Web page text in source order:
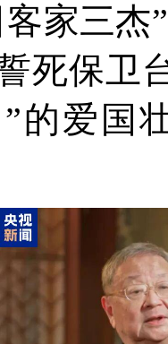
家三
死保卫
的爱国